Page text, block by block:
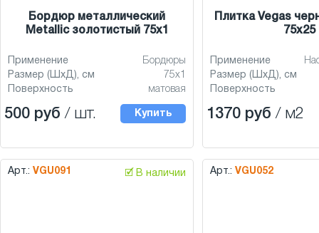
Бордюр металлический
Metallic золотистый 75x1
Применение
Бордюры
Размер (ШхД), см
75x1
Поверхность
матовая
500 руб / шт. Купить
Плитка Vegas
75x25
Применение
Размер (ШхД), см
Поверхность
1370 руб / м2
Арт.: VGU091 🗹 В наличии Арт.: VGU052